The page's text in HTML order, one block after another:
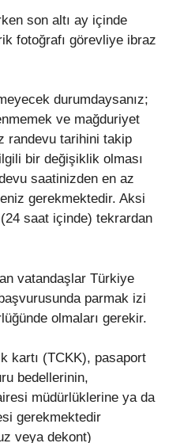
son altı ay içinde
fotoğrafı görevliye ibraz
durumdaysanız;
ve mağduriyet
randevu tarihini takip
bir değişiklik olması
saatinizden en az
gerekmektedir. Aksi
saat içinde) tekrardan
vatandaşlar Türkiye
parmak izi
olmaları gerekir.
kartı (TCKK), pasaport
bedellerinin,
müdürlüklerine ya da
gerekmektedir
veya dekont)